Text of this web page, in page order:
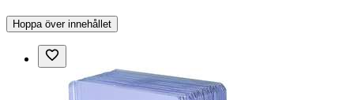
Hoppa över innehållet